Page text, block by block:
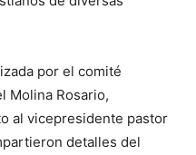
por el comité
Molina Rosario,
al vicepresidente pastor
detalles del